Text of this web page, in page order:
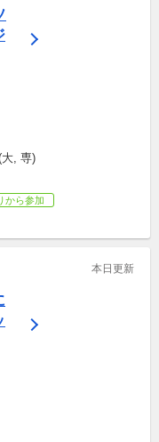
, 専)
から参加
本日更新